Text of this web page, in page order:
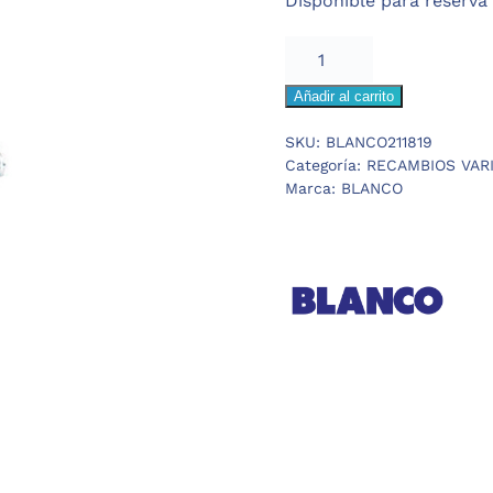
CORTA
cantidad
Añadir al carrito
SKU: BLANCO211819
Categoría: RECAMBIOS
Marca: BLANCO